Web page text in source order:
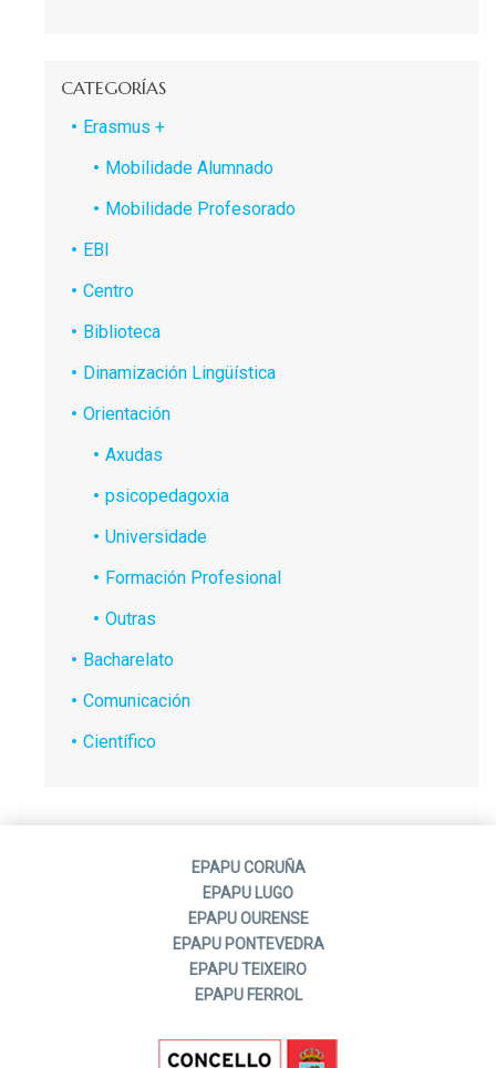
CATEGORÍAS
Erasmus +
Mobilidade Alumnado
Mobilidade Profesorado
EBI
Centro
Biblioteca
Dinamización Lingüística
Orientación
Axudas
psicopedagoxia
Universidade
Formación Profesional
Outras
Bacharelato
Comunicación
Científico
EPAPU CORUÑA
EPAPU LUGO
EPAPU OURENSE
EPAPU PONTEVEDRA
EPAPU TEIXEIRO
EPAPU FERROL